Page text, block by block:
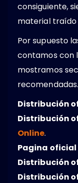
consiguiente,
material
Por supuesto
contamos con
mostramos
recomendadas.
Distribución
Distribución
Online.
Pagina oficial
Distribución
Distribución